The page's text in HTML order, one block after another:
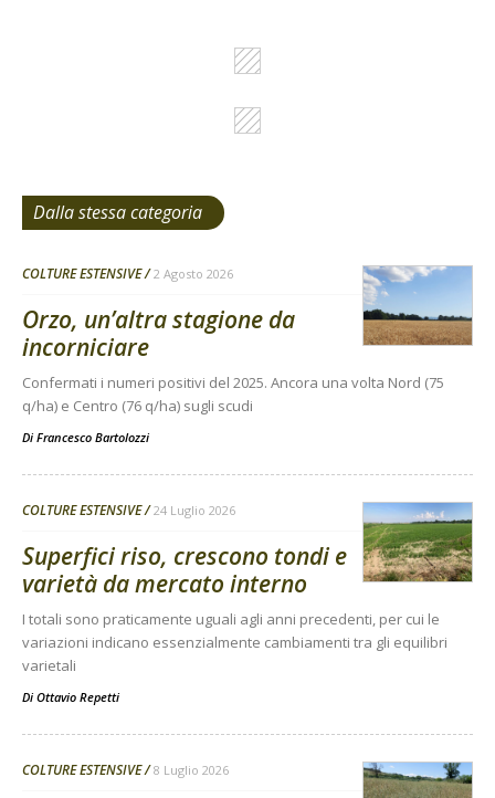
Dalla stessa categoria
COLTURE ESTENSIVE 2 Agosto 2026
Orzo, un’altra stagione da
incorniciare
Confermati i numeri positivi del 2025. Ancora una volta Nord (75
q/ha) e Centro (76 q/ha) sugli scudi
Di Francesco Bartolozzi
COLTURE ESTENSIVE 24 Luglio 2026
Superfici riso, crescono tondi e
varietà da mercato interno
I totali sono praticamente uguali agli anni precedenti, per cui le
variazioni indicano essenzialmente cambiamenti tra gli equilibri
varietali
Di Ottavio Repetti
COLTURE ESTENSIVE 8 Luglio 2026